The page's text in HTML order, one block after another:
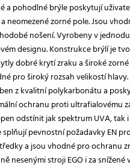
a pohodlné brýle poskytují
neomezené zorné pole. Jsou
nošení. Vyrobeny v
designu. Konstrukce brýlí je
dobré krytí zraku a široké
pro široký rozsah velikostí
z kvalitní polykarbonátu a
ochranu proti ultrafialovému
odstínit jak spektrum UVA, tak i
splňují pevnostní požadavky EN
a jsou vhodné pro ochranu
nesenými stroji EGO i za